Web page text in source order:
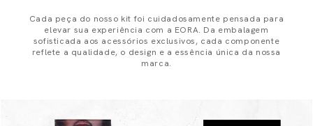
Cada peça do nosso kit foi cuidadosamente pensada para
elevar sua experiência com a EORA. Da embalagem
sofisticada aos acessórios exclusivos, cada componente
reflete a qualidade, o design e a essência única da nossa
marca.